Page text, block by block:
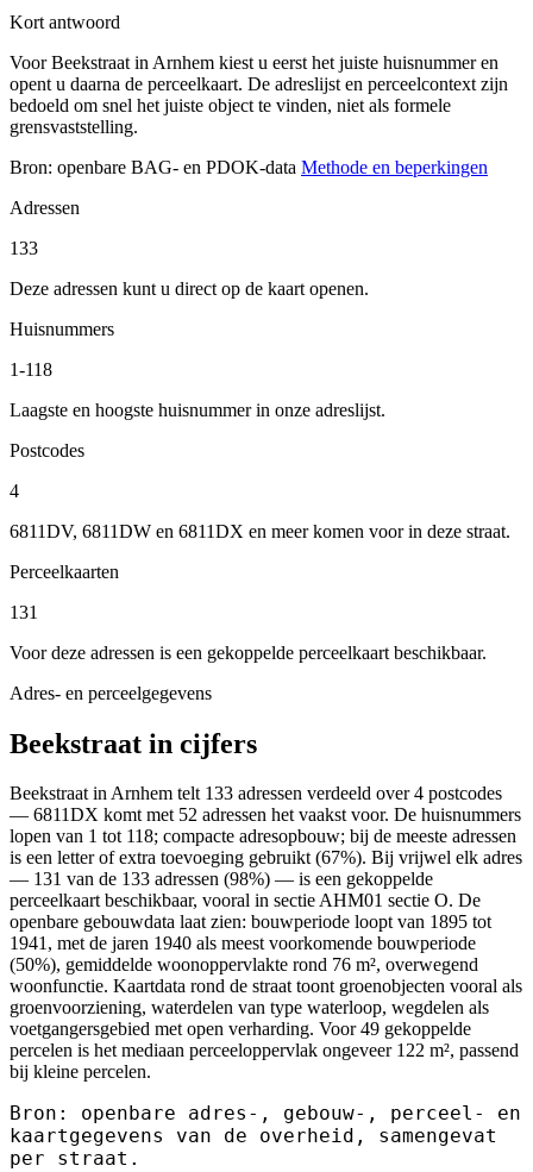
Kort antwoord
Voor Beekstraat in Arnhem kiest u eerst het juiste huisnummer en
opent u daarna de perceelkaart. De adreslijst en perceelcontext zijn
bedoeld om snel het juiste object te vinden, niet als formele
grensvaststelling.
Bron: openbare BAG- en PDOK-data Methode en beperkingen
Adressen
133
Deze adressen kunt u direct op de kaart openen.
Huisnummers
1-118
Laagste en hoogste huisnummer in onze adreslijst.
Postcodes
4
6811DV, 6811DW en 6811DX en meer komen voor in deze straat.
Perceelkaarten
131
Voor deze adressen is een gekoppelde perceelkaart beschikbaar.
Adres- en perceelgegevens
Beekstraat in cijfers
Beekstraat in Arnhem telt 133 adressen verdeeld over 4 postcodes
— 6811DX komt met 52 adressen het vaakst voor. De huisnummers
lopen van 1 tot 118; compacte adresopbouw; bij de meeste adressen
is een letter of extra toevoeging gebruikt (67%). Bij vrijwel elk adres
— 131 van de 133 adressen (98%) — is een gekoppelde
perceelkaart beschikbaar, vooral in sectie AHM01 sectie O. De
openbare gebouwdata laat zien: bouwperiode loopt van 1895 tot
1941, met de jaren 1940 als meest voorkomende bouwperiode
(50%), gemiddelde woonoppervlakte rond 76 m², overwegend
woonfunctie. Kaartdata rond de straat toont groenobjecten vooral als
groenvoorziening, waterdelen van type waterloop, wegdelen als
voetgangersgebied met open verharding. Voor 49 gekoppelde
percelen is het mediaan perceeloppervlak ongeveer 122 m², passend
bij kleine percelen.
Bron: openbare adres-, gebouw-, perceel- en
kaartgegevens van de overheid, samengevat
per straat.